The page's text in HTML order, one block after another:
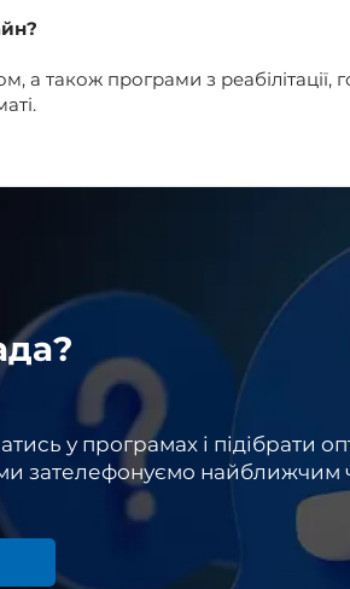
а також програми з реабілітації,
у програмах і підібрати
зателефонуємо найближчим